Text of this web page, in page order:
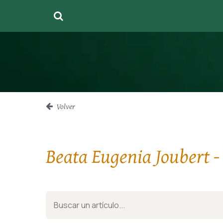
Volver
Beata Eugenia Joubert